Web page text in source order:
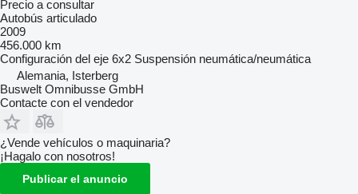
Precio a consultar
Autobús articulado
2009
456.000 km
Configuración del eje 6x2 Suspensión neumática/neumática
Alemania, Isterberg
Buswelt Omnibusse GmbH
Contacte con el vendedor
¿Vende vehículos o maquinaria?
¡Hagalo con nosotros!
Publicar el anuncio